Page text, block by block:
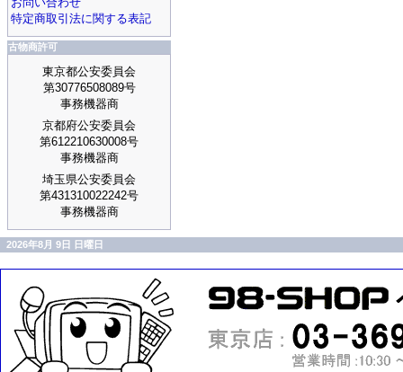
特定商取引法に関する表記
古物商許可
東京都公安委員会
第30776508089号
事務機器商
京都府公安委員会
第612210630008号
事務機器商
埼玉県公安委員会
第431310022242号
事務機器商
2026年8月 9日 日曜日